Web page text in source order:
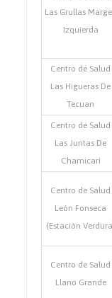
Las Grullas
Izquierda
Centro de Salud
Las Higueras De
Tecuan
Centro de Salud
Las Juntas De
Chamicari
Centro de Salud
León Fonseca
(Estación
Centro de Salud
Llano Grande